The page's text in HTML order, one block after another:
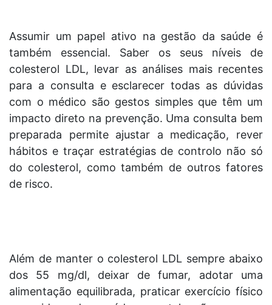
Assumir um papel ativo na gestão da saúde é
também essencial. Saber os seus níveis de
colesterol LDL, levar as análises mais recentes
para a consulta e esclarecer todas as dúvidas
com o médico são gestos simples que têm um
impacto direto na prevenção. Uma consulta bem
preparada permite ajustar a medicação, rever
hábitos e traçar estratégias de controlo não só
do colesterol, como também de outros fatores
de risco.
Além de manter o colesterol LDL sempre abaixo
dos 55 mg/dl, deixar de fumar, adotar uma
alimentação equilibrada, praticar exercício físico